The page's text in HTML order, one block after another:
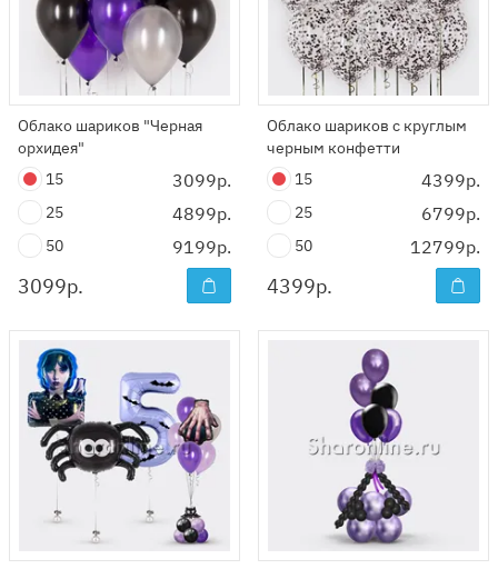
Облако шариков "Черная
орхидея"
15
3099р.
25 4899р.
50 9199р.
3099р.
Облако шариков с круглым
черным конфетти
15
4399р.
25 6799р.
50 12799р.
4399р.